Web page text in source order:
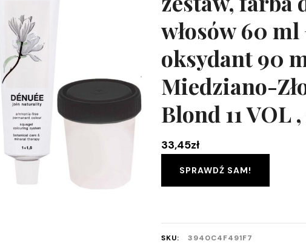
włosów 60 ml
oksydant 90
Miedziano-
Blond 11 VOL ,
33,45zł
SPRAWDŹ SAM!
SKU:
3940C4F491F7